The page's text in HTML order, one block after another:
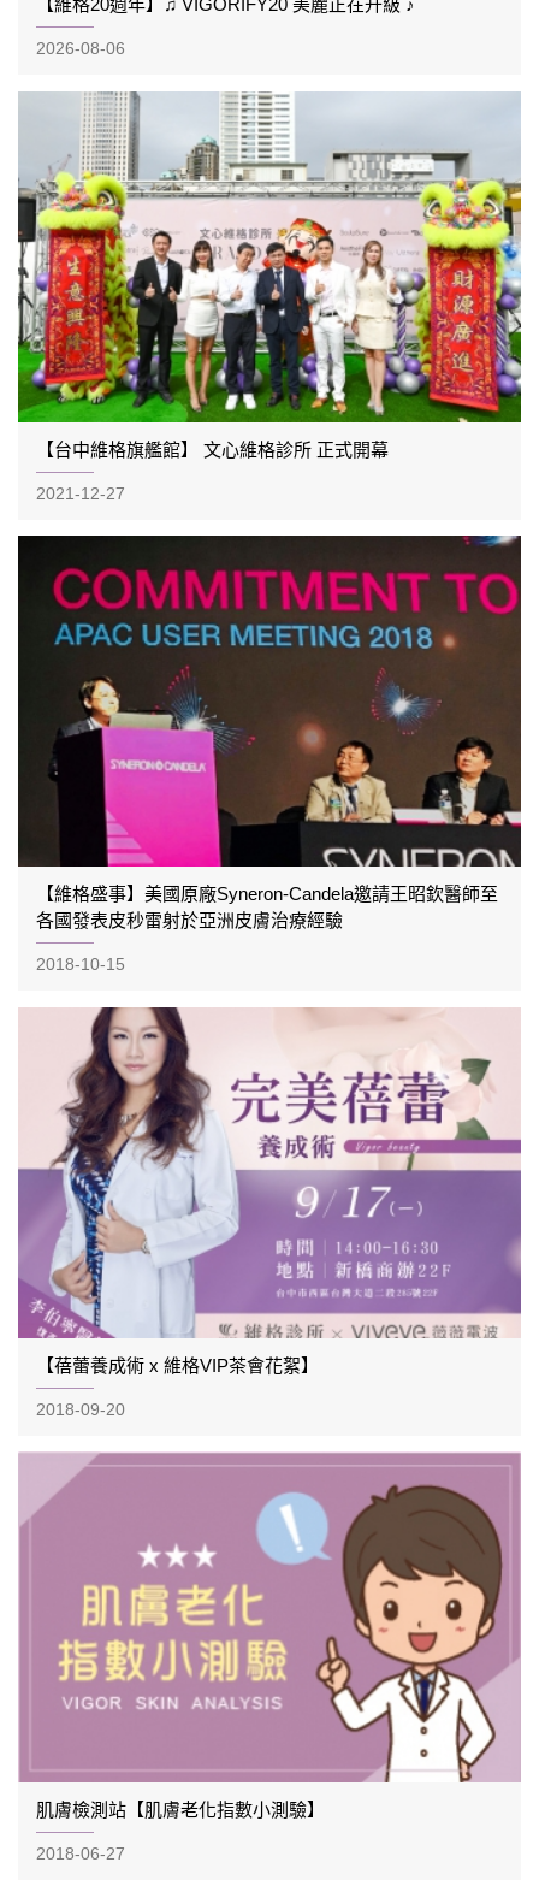
2026-08-06
【台中維格旗艦館】 文心維格診所 正式開幕
2021-12-27
【維格盛事】美國原廠Syneron-Candela邀請王昭欽醫師至
各國發表皮秒雷射於亞洲皮膚治療經驗
2018-10-15
【蓓蕾養成術 x 維格VIP茶會花絮】
2018-09-20
肌膚檢測站【肌膚老化指數小測驗】
2018-06-27